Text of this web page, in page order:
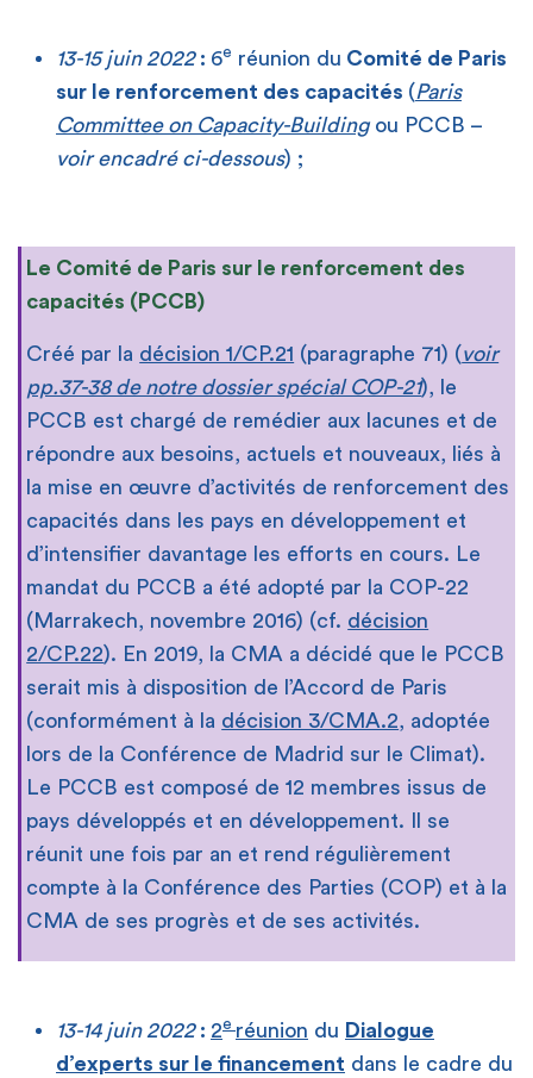
13-15 juin 2022 : 6e réunion du Comité de Paris
sur le renforcement des capacités (Paris
Committee on Capacity-Buildingou PCCB –
voir encadré ci-dessous) ;
Le Comité de Paris sur le renforcement des
capacités (PCCB)
Créé par la décision 1/CP.21 (paragraphe 71) (voir
pp.37-38 de notre dossier spécial COP-21), le
PCCB est chargé de remédier aux lacunes et de
répondre aux besoins, actuels et nouveaux, liés à
la mise en œuvre d’activités de renforcement des
capacités dans les pays en développement et
d’intensifier davantage les efforts en cours. Le
mandat du PCCB a été adopté par la COP-22
(Marrakech, novembre 2016) (cf. décision
2/CP.22). En 2019, la CMA a décidé que le PCCB
serait mis à disposition de l’Accord de Paris
(conformément à la décision 3/CMA.2, adoptée
lors de la Conférence de Madrid sur le Climat).
Le PCCB est composé de 12 membres issus de
pays développés et en développement. Il se
réunit une fois par an et rend régulièrement
compte à la Conférence des Parties (COP) et à la
CMA de ses progrès et de ses activités.
13-14 juin 2022 : 2e réunion du Dialogue
d’experts sur le financement dans le cadre du